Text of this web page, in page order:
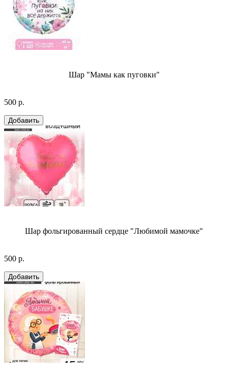
Шар "Мамы как пуговки"
500 р.
Шар фольгированный сердце "Любимой мамочке"
500 р.